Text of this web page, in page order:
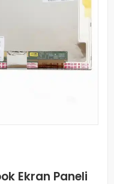
Ekran Paneli